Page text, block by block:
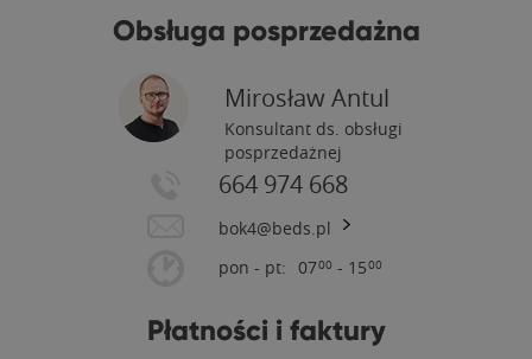
Obsługa posprzedażna
Mirosław Antul
Konsultant ds. obsługi
posprzedażnej
664 974 668
bok4@beds.pl
pon - pt: 0700 - 1500
Płatności i faktury